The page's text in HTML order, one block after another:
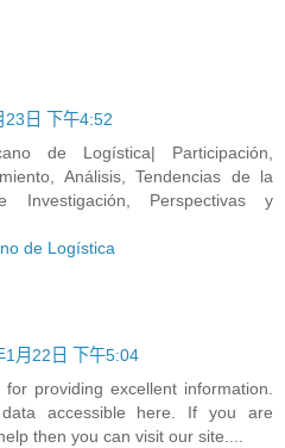
23日 下午4:52
de Logística| Participación,
Análisis, Tendencias de la
Investigación, Perspectivas y
de Logística
1月22日 下午5:04
providing excellent information.
accessible here. If you are
then you can visit our site....